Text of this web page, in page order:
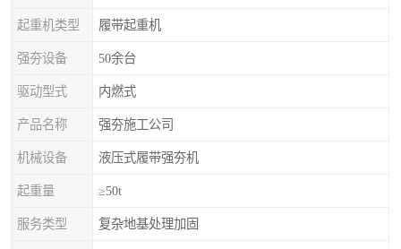
起重机类型 履带起重机
强夯设备 50余台
驱动型式 内燃式
产品名称 强夯施工公司
机械设备 液压式履带强夯机
起重量 ≥50t
服务类型 复杂地基处理加固